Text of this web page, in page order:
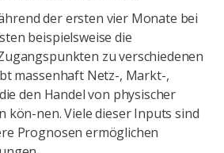
der ersten vier Monate bei
beispielsweise die
zu verschiedenen
massenhaft Netz-, Markt-,
den Handel von physischer
kön-nen. Viele dieser Inputs sind
Prognosen ermöglichen